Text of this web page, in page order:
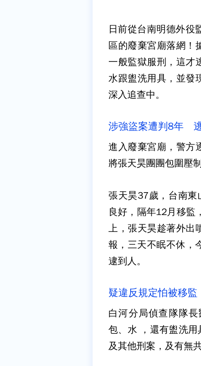
日前從台南明德外役
區的廢棄宮廟落網！
一般監獄服刑，這才
水跟盥洗用具，並發
深入追查中。
涉強盜案遭判8年
進入廢棄宮廟，警方
將張天昊團團包圍壓
張天昊37歲，台南
良好，隔年12月移監
上，張天昊趁著外出
報，三天不眠不休，
逮到人。
疑違反規定怕被移
白河分局偵查隊隊
包、水 ，還有盥洗
及其他刑案，及有無